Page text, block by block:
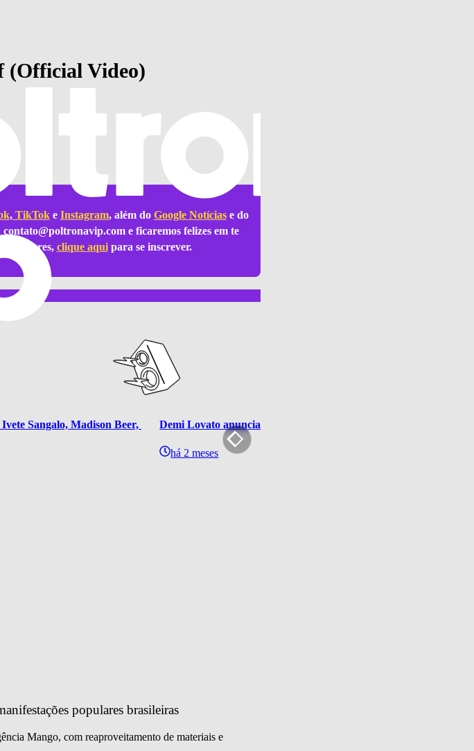
(Official Video)
,TikToke Instagram, além do Google Notíciase do
contato@poltronavip.come ficaremos felizes em te
clique aquipara se inscrever.
Sangalo, Madison Beer,
Demi Lovato anuncia show solo da turnê “It’s Not That Deep” no
há 2 meses
populares brasileiras
Mango, com reaproveitamento de materiais e